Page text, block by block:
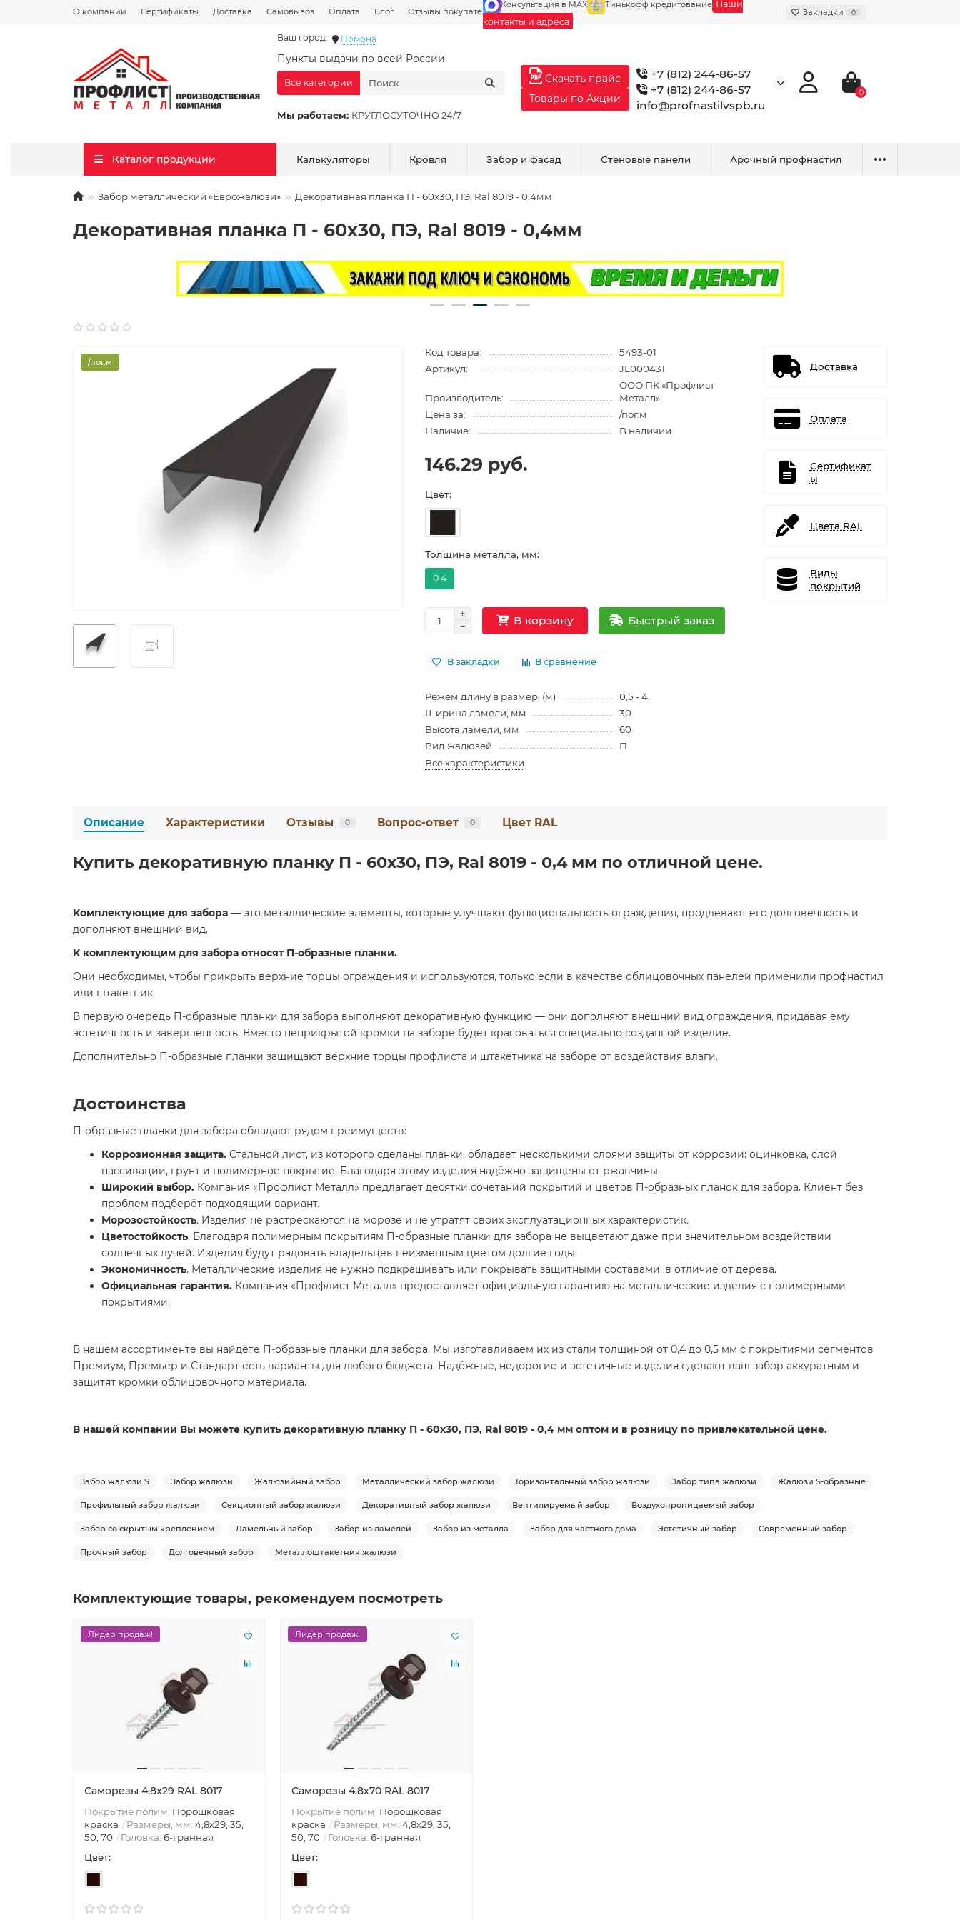
О компании Сертификаты Доставка Самовывоз Оплата Блог Отзывы покупателей Галерея
Консультация в MAX Тинькофф кредитование Наши
контакты и адреса
Закладки 0
Ваш город: Помона
Пункты выдачи по всей России
Мы работаем: КРУГЛОСУТОЧНО 24/7
Все категории
Скачать прайс
Товары по Акции
+7 (812) 244-86-57
+7 (812) 244-86-57
info@profnastilvspb.ru
0
Каталог продукции Калькуляторы Кровля Забор и фасад Стеновые панели Арочный профнастил
Забор металлический «Еврожалюзи» Декоративная планка П - 60х30, ПЭ, Ral 8019 - 0,4мм
Декоративная планка П - 60х30, ПЭ, Ral 8019 - 0,4мм
/пог.м
Код товара:
5493-01
Артикул:
JL000431
Производитель:
ООО ПК «Профлист
Металл»
Цена за:
/пог.м
Наличие:
В наличии
146.29 руб.
Цвет:
Толщина металла, мм:
0.4
В корзину Быстрый заказ
В закладки В сравнение
Режем длину в размер, (м)
0,5 - 4
Ширина ламели, мм
30
Высота ламели, мм
60
Вид жалюзей
П
Все характеристики
Доставка
Оплата
Сертификат
ы
Цвета RAL
Виды
покрытий
Описание Характеристики Отзывы 0 Вопрос-ответ 0 Цвет RAL
Купить декоративную планку П - 60х30, ПЭ, Ral 8019 - 0,4 мм по отличной цене.
Комплектующие для забора — это металлические элементы, которые улучшают функциональность ограждения, продлевают его долговечность и
дополняют внешний вид.
К комплектующим для забора относят П-образные планки.
Они необходимы, чтобы прикрыть верхние торцы ограждения и используются, только если в качестве облицовочных панелей применили профнастил
или штакетник.
В первую очередь П-образные планки для забора выполняют декоративную функцию — они дополняют внешний вид ограждения, придавая ему
эстетичность и завершённость. Вместо неприкрытой кромки на заборе будет красоваться специально созданной изделие.
Дополнительно П-образные планки защищают верхние торцы профлиста и штакетника на заборе от воздействия влаги.
Достоинства
П-образные планки для забора обладают рядом преимуществ:
Коррозионная защита. Стальной лист, из которого сделаны планки, обладает несколькими слоями защиты от коррозии: оцинковка, слой
пассивации, грунт и полимерное покрытие. Благодаря этому изделия надёжно защищены от ржавчины.
Широкий выбор. Компания «Профлист Металл» предлагает десятки сочетаний покрытий и цветов П-образных планок для забора. Клиент без
проблем подберёт подходящий вариант.
Морозостойкость. Изделия не растрескаются на морозе и не утратят своих эксплуатационных характеристик.
Цветостойкость. Благодаря полимерным покрытиям П-образные планки для забора не выцветают даже при значительном воздействии
солнечных лучей. Изделия будут радовать владельцев неизменным цветом долгие годы.
Экономичность. Металлические изделия не нужно подкрашивать или покрывать защитными составами, в отличие от дерева.
Официальная гарантия. Компания «Профлист Металл» предоставляет официальную гарантию на металлические изделия с полимерными
покрытиями.
В нашем ассортименте вы найдёте П-образные планки для забора. Мы изготавливаем их из стали толщиной от 0,4 до 0,5 мм с покрытиями сегментов
Премиум, Премьер и Стандарт есть варианты для любого бюджета. Надёжные, недорогие и эстетичные изделия сделают ваш забор аккуратным и
защитят кромки облицовочного материала.
В нашей компании Вы можете купить декоративную планку П - 60х30, ПЭ, Ral 8019 - 0,4 мм оптом и в розницу по привлекательной цене.
Забор жалюзи S Забор жалюзи Жалюзийный забор Металлический забор жалюзи Горизонтальный забор жалюзи Забор типа жалюзи Жалюзи S-образные
Профильный забор жалюзи Секционный забор жалюзи Декоративный забор жалюзи Вентилируемый забор Воздухопроницаемый забор
Забор со скрытым креплением Ламельный забор Забор из ламелей Забор из металла Забор для частного дома Эстетичный забор Современный забор
Прочный забор Долговечный забор Металлоштакетник жалюзи
Комплектующие товары, рекомендуем посмотреть
Лидер продаж!
Саморезы 4,8х29 RAL 8017
Покрытие полим: Порошковая
краска
Размеры, мм: 4,8х29, 35,
50, 70
Головка: 6-гранная
Цвет:
Лидер продаж!
Саморезы 4,8х70 RAL 8017
Покрытие полим: Порошковая
краска
Размеры, мм: 4,8х29, 35,
50, 70
Головка: 6-гранная
Цвет: